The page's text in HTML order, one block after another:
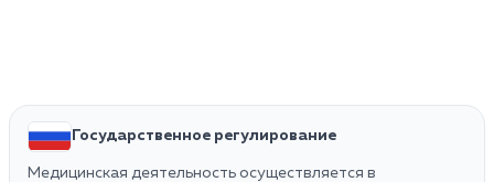
Государственное регулирование
Медицинская деятельность осуществляется в